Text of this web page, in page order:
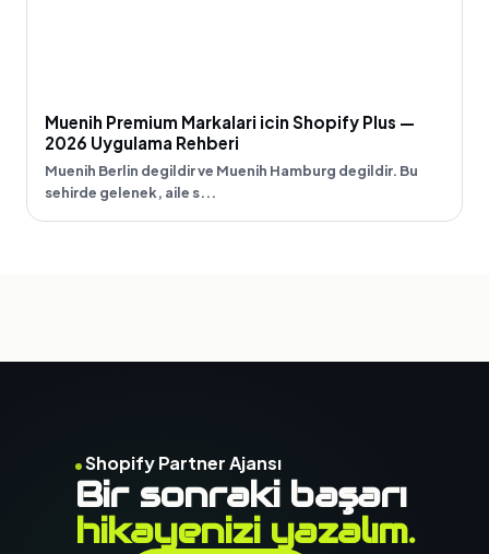
Muenih Premium Markalari icin Shopify Plus —
2026 Uygulama Rehberi
Muenih Berlin degildir ve Muenih Hamburg degildir. Bu
sehirde gelenek, aile s...
Shopify Partner Ajansı
Bir sonraki başarı
hikayenizi yazalım.